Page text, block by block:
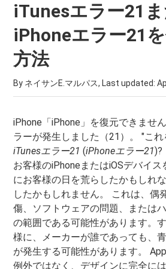
iTunesエラー21
iPhoneエラー21
方法
By ネイサンE.マルパス, Last updated:
iPhone「iPhone」を復元できませ
ラーが発生しました（21）。 "こ
iTunesエラー21 (iPhoneエラー21)?
お客様のiPhoneまたはiOSデバイス
にお客様の日を荒らしたかもしれ
したかもしれません。 これは、偶
傷、ソフトウェアの問題、または
の範囲である可能性があります。
様に、メーカーが誰であっても、
が発生する可能性があります。
例外ではなく、デザインに完全に